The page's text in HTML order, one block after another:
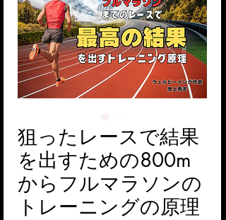
狙ったレースで結果
を出すための800m
からフルマラソンの
トレーニングの原理